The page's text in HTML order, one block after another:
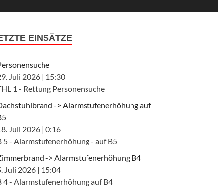
EINSÄTZE
Juli 2026 | 15:30
1 - Rettung Personensuche
-> Alarmstufenerhöhung auf
Juli 2026 |0:16
5 - Alarmstufenerhöhung - auf B5
-> Alarmstufenerhöhung B4
Juli 2026 | 15:04
4 - Alarmstufenerhöhung auf B4